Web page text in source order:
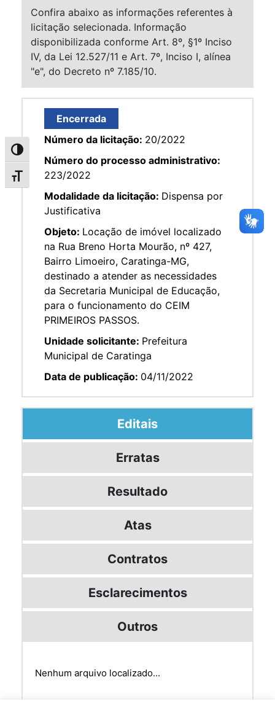
Alternar alto contraste
Alternar tamanho da fonte
Confira abaixo as informações referentes à
licitação selecionada. Informação
disponibilizada conforme Art. 8º, §1º Inciso
IV, da Lei 12.527/11 e Art. 7º, Inciso I, alínea
"e", do Decreto nº 7.185/10.
Encerrada
Número da licitação: 20/2022
Número do processo administrativo:
223/2022
Modalidade da licitação: Dispensa por
Justificativa
Objeto: Locação de imóvel localizado
na Rua Breno Horta Mourão, nº 427,
Bairro Limoeiro, Caratinga-MG,
destinado a atender as necessidades
da Secretaria Municipal de Educação,
para o funcionamento do CEIM
PRIMEIROS PASSOS.
Unidade solicitante: Prefeitura
Municipal de Caratinga
Data de publicação: 04/11/2022
Editais
Erratas
Resultado
Atas
Contratos
Esclarecimentos
Outros
Nenhum arquivo localizado...